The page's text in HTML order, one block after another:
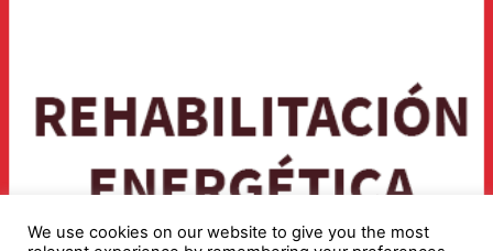
We use cookies on our website to give you the most